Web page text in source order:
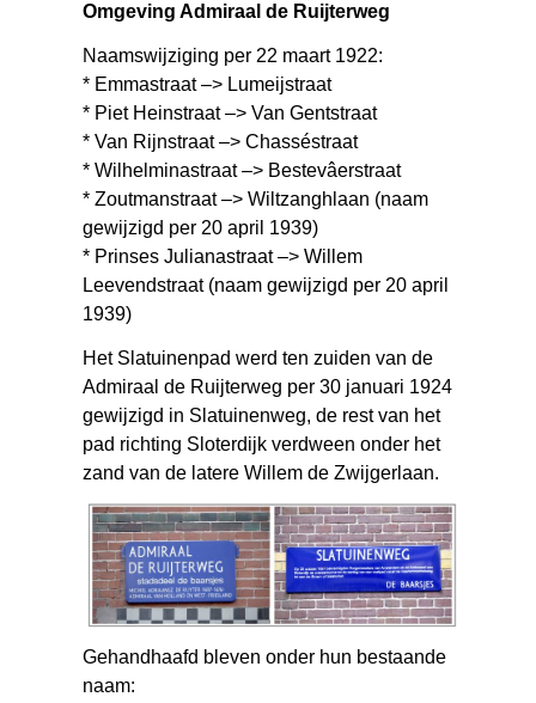
Omgeving Admiraal de Ruijterweg
Naamswijziging per 22 maart 1922:
* Emmastraat –> Lumeijstraat
* Piet Heinstraat –> Van Gentstraat
* Van Rijnstraat –> Chasséstraat
* Wilhelminastraat –> Bestevâerstraat
* Zoutmanstraat –> Wiltzanghlaan (naam
gewijzigd per 20 april 1939)
* Prinses Julianastraat –> Willem
Leevendstraat (naam gewijzigd per 20 april
1939)
Het Slatuinenpad werd ten zuiden van de
Admiraal de Ruijterweg per 30 januari 1924
gewijzigd in Slatuinenweg, de rest van het
pad richting Sloterdijk verdween onder het
zand van de latere Willem de Zwijgerlaan.
Gehandhaafd bleven onder hun bestaande
naam: